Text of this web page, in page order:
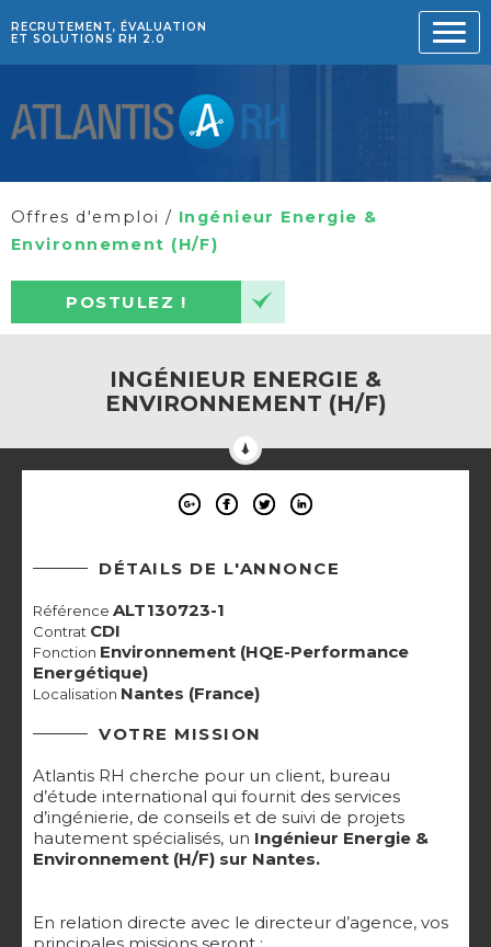
RECRUTEMENT, ÉVALUATION
ET SOLUTIONS RH 2.0
Offres d'emploi / Ingénieur Energie &
Environnement (H/F)
POSTULEZ !
INGÉNIEUR ENERGIE &
ENVIRONNEMENT (H/F)
DÉTAILS DE L'ANNONCE
Référence ALT130723-1
Contrat CDI
Fonction Environnement (HQE-Performance
Energétique)
Localisation Nantes (France)
VOTRE MISSION
Atlantis RH cherche pour un client, bureau
d’étude international qui fournit des services
d’ingénierie, de conseils et de suivi de projets
hautement spécialisés, un Ingénieur Energie &
Environnement (H/F) sur Nantes.
En relation directe avec le directeur d’agence, vos